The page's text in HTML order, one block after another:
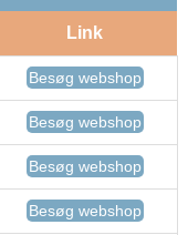
Link
Besøg webshop
Besøg webshop
Besøg webshop
Besøg webshop